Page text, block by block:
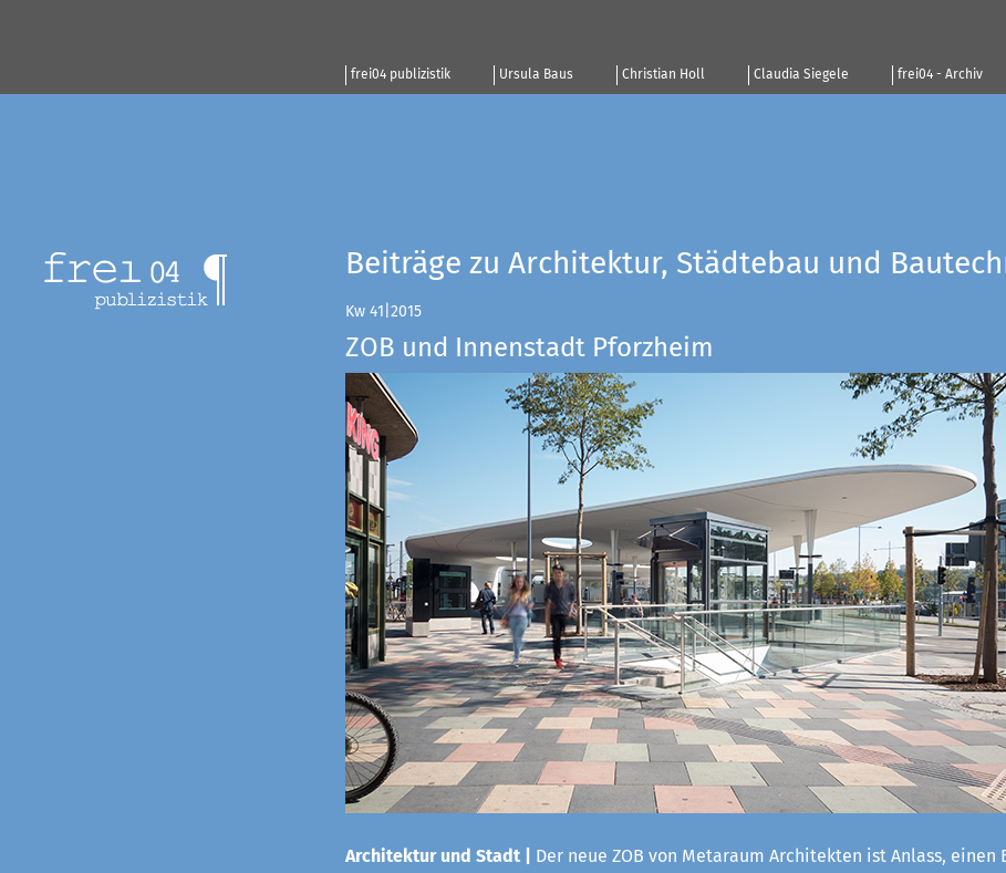
frei04 publizistik Ursula Baus Christian Holl Claudia Siegele frei04 - Archiv
Beiträge zu Architektur, Städtebau und
Kw 41|2015
ZOB und Innenstadt Pforzheim
Architektur und Stadt |
Der neue ZOB von Metaraum Architekten ist Anlass, einen